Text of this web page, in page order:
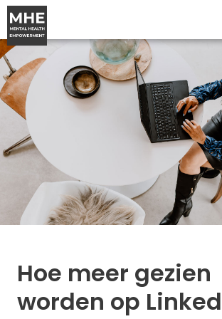
Hoe meer gezien
worden op